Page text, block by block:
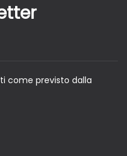
come previsto dalla